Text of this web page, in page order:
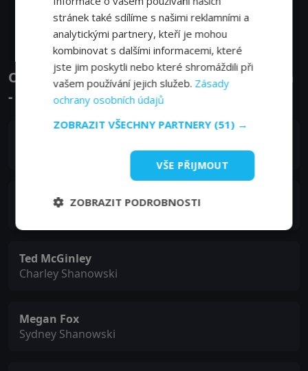
Zobrazit další epizody
Obsazení filmu nebo pořadu Hope & Faith
- Herci a tvůrci
Kelly Ripa
Ted McGinley
Charley Shanowski
Megan Fox
Sydney Shanowski
stránek také sdílíme s našimi reklamními a
analytickými partnery, kteří je mohou
kombinovat s dalšími informacemi, které
jste jim poskytli nebo které shromáždili při
vašem používání jejich služeb. Zásady
ochrany osobních údajů
ZOBRAZIT VŠECHNY PARTNERY (51) →
VŠE PŘIJMOUT
ZOBRAZIT PODROBNOSTI